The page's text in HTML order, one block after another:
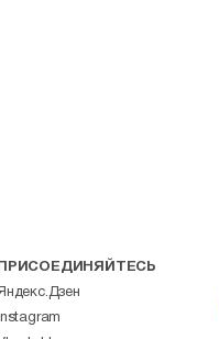
ПРИСОЕДИНЯЙТЕСЬ
Instagram